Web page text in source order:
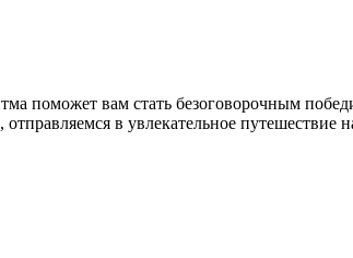
поможет вам стать безоговорочным
в увлекательное путешествие